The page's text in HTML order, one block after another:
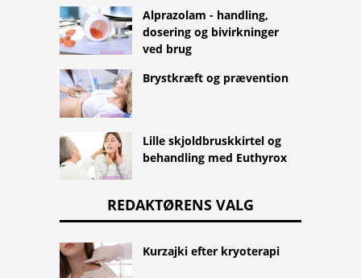
Alprazolam - handling,
dosering og bivirkninger
ved brug
Brystkræft og prævention
Lille skjoldbruskkirtel og
behandling med Euthyrox
REDAKTØRENS VALG
Kurzajki efter kryoterapi